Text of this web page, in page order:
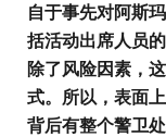
自于事先对阿斯
括活动出席人员
除了风险因素，
式。所以，表面
背后有整个警卫